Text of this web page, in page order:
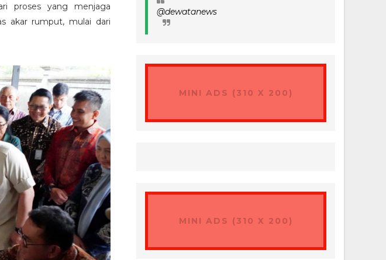
proses yang menjaga
akar rumput, mulai dari
@dewatanews
MINI ADS (310 X 200)
MINI ADS (310 X 200)